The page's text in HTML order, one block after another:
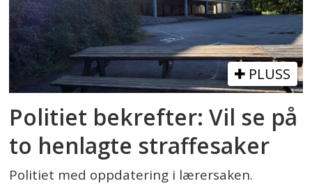
PLUSS
Politiet bekrefter: Vil se på
to henlagte straffesaker
Politiet med oppdatering i lærersaken.